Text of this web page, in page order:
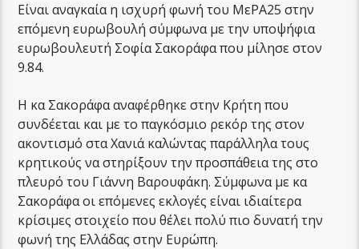
Είναι αναγκαία η ισχυρή φωνή του ΜεΡΑ25 στην
επόμενη ευρωβουλή σύμφωνα με την υποψήφια
ευρωβουλευτή Σοφία Σακοράφα που μίλησε στον
9.84.
Η κα Σακοράφα αναφέρθηκε στην Κρήτη που
συνδέεται και με το παγκόσμιο ρεκόρ της στον
ακοντισμό στα Χανιά καλώντας παράλληλα τους
κρητικούς να στηρίξουν την προσπάθεια της στο
πλευρό του Γιάννη Βαρουφάκη. Σύμφωνα με κα
Σακοράφα οι επόμενες εκλογές είναι ιδιαίτερα
κρίσιμες στοιχείο που θέλει πολύ πιο δυνατή την
φωνή της Ελλάδας στην Ευρώπη.